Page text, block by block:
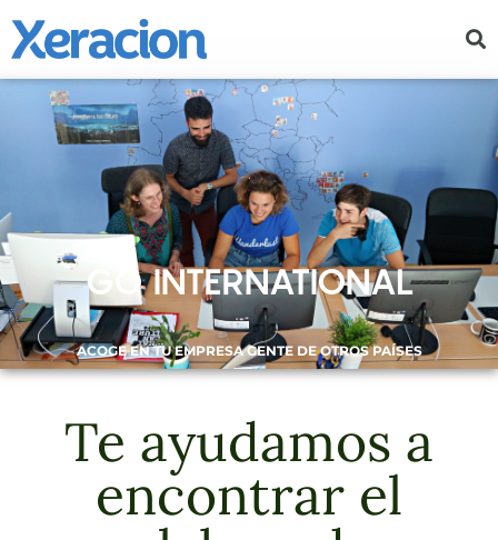
GO INTERNATIONAL
ACOGE EN TU EMPRESA GENTE DE OTROS PAÍSES
Te ayudamos a
encontrar el